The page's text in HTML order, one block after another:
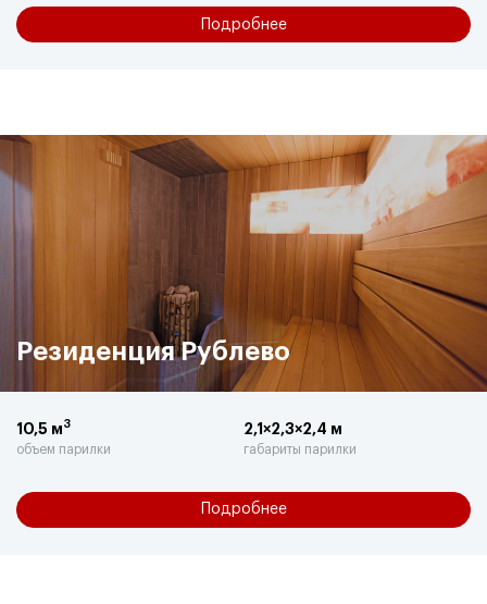
Подробнее
Резиденция Рублево
10,5 м3
объем парилки
2,1×2,3×2,4 м
габариты парилки
Подробнее